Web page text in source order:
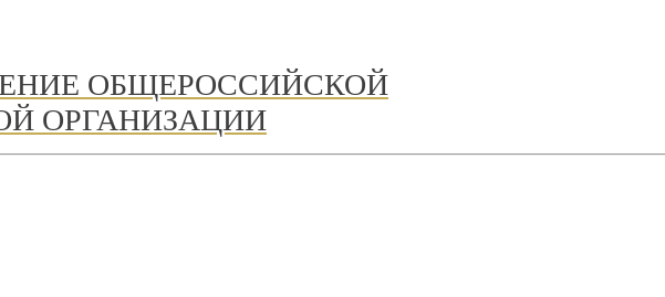
ОБЩЕРОССИЙСКОЙ
ОРГАНИЗАЦИИ